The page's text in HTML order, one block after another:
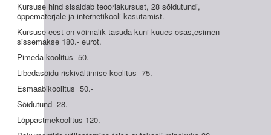
Kursuse hind sisaldab teooriakursust, 28 sõidutundi,
õppematerjale ja internetikooli kasutamist.
Kursuse eest on võimalik tasuda kuni kuues osas,esimene
sissemakse 180.- eurot.
Pimeda koolitus 50.-
Libedasõidu riskivältimise koolitus 75.-
Esmaabikoolitus 50.-
Sõidutund 28.-
Lõppastmekoolitus 120.-